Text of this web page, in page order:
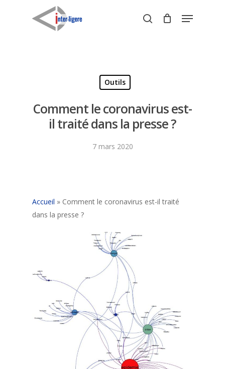
search
Menu
Outils
Comment le coronavirus est-
il traité dans la presse ?
7 mars 2020
Accueil » Comment le coronavirus est-il traité
dans la presse ?